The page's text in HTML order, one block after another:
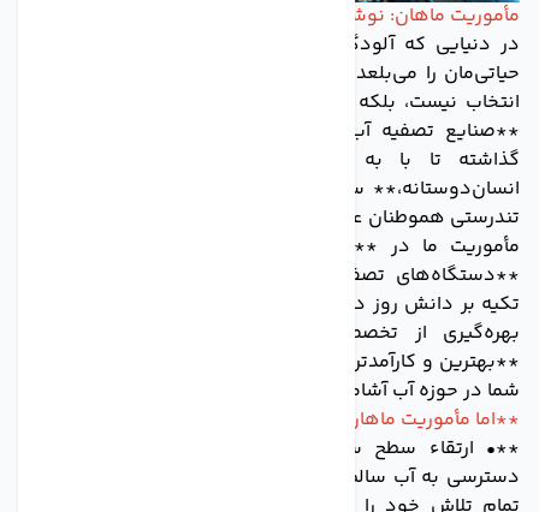
مأموریت ماهان: نوشیدن زندگی، قطره قطره
در دنیایی که آلودگی، همچون هیولایی سیری‌ناپذیر، منابع
حیاتی‌مان را می‌بلعد، دسترسی به آب سالم و گوارا دیگر یک
انتخاب نیست، بلکه نیازی مبرم و حیاتی است. در این میان،
**صنایع تصفیه آب ماهان** با افتخار پا به عرصه وجود
گذاشته تا با به دوش کشیدن **مأموریتی خطیر و
انسان‌دوستانه،** سهمی هر چند کوچک در حفظ سلامتی و
تندرستی هموطنان عزیز ایفا کند.
مأموریت ما در **ماهان** فراتر از تولید و عرضه صرف
**دستگاه‌های تصفیه آب** است. ما **متعهدیم** تا با
تکیه بر دانش روز دنیا، استفاده از باکیفیت‌ترین مواد اولیه و
بهره‌گیری از تخصص و تعهد نیروی انسانی کارآزموده،
**بهترین و کارآمدترین** راهکارها را برای **رفع دغدغه‌های
شما در حوزه آب آشامیدنی** ارائه دهیم.
**اما مأموریت ماهان چه ابعادی را در بر می‌گیرد؟**
**• ارتقاء سطح سلامت جامعه:** ما بر این باوریم که
دسترسی به آب سالم، حق طبیعی هر انسانی است. از این رو،